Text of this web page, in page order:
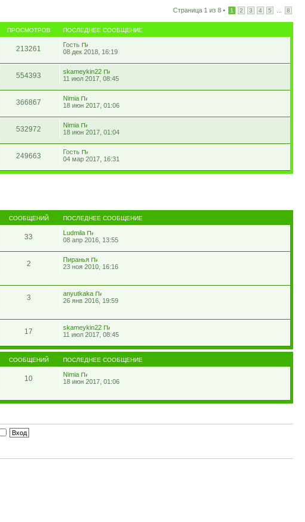
Страница 1 из 8 • 1 2 3 4 5 ... 8
ПРОСМОТРОВ ПОСЛЕДНЕЕ СООБЩЕНИЕ
213261
Гость
08 дек 2018, 16:19
554393
skameykin22
11 июл 2017, 08:45
366867
Nimia
18 июн 2017, 01:06
532972
Nimia
18 июн 2017, 01:04
249663
Гость
04 мар 2017, 16:31
СООБЩЕНИЙ ПОСЛЕДНЕЕ СООБЩЕНИЕ
33
Ludmila
08 апр 2016, 13:55
2
Пиранья
23 ноя 2010, 16:16
3
anyutkaka
26 янв 2016, 19:59
17
skameykin22
11 июл 2017, 08:45
СООБЩЕНИЙ ПОСЛЕДНЕЕ СООБЩЕНИЕ
10
Nimia
18 июн 2017, 01:06